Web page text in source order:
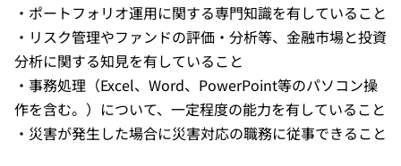
・ポートフォリオ運用に関する専門知識を有していること
・リスク管理やファンドの評価・分析等、金融市場と投資
分析に関する知見を有していること
・事務処理（Excel、Word、PowerPoint等のパソコン操
作を含む。）について、一定程度の能力を有していること
・災害が発生した場合に災害対応の職務に従事できること